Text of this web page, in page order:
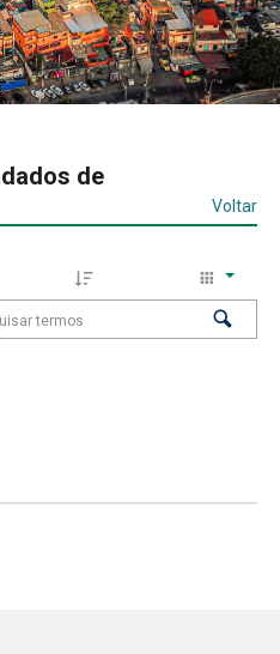
de
Voltar